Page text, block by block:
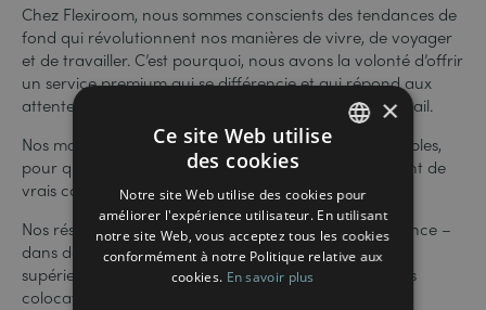
Chez Flexiroom, nous sommes conscients des tendances de
fond qui révolutionnent nos manières de vivre, de voyager
et de travailler. C’est pourquoi, nous avons la volonté d’offrir
un service premium qui se différencie et qui répond aux
attentes liées à ces nouveaux modes de vie et de travail.
Nos maisons sont modernes, suréquipées et confortables,
pour que vous vous sentiez comme chez vous. Ce sont de
vrais cocons, conçus expressément pour vous.
Nos résidences s’adaptent à vos besoins d’indépendance –
dans des studios et appartements meublés de qualité
supérieure – ou vos souhaits de rencontre – dans des
colocations de grand standing.
ENGLISH
×
Ce site Web utilise
des cookies
Notre site Web utilise des cookies pour
améliorer l'expérience utilisateur. En utilisant
notre site Web, vous acceptez tous les cookies
conformément à notre Politique relative aux
cookies. En savoir plus